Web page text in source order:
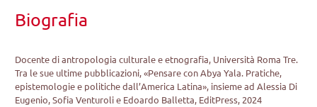
Biografia
Docente di antropologia culturale e etnografia, Università Roma Tre.
Tra le sue ultime pubblicazioni, «Pensare con Abya Yala. Pratiche,
epistemologie e politiche dall’America Latina», insieme ad Alessia Di
Eugenio, Sofia Venturoli e Edoardo Balletta, EditPress, 2024